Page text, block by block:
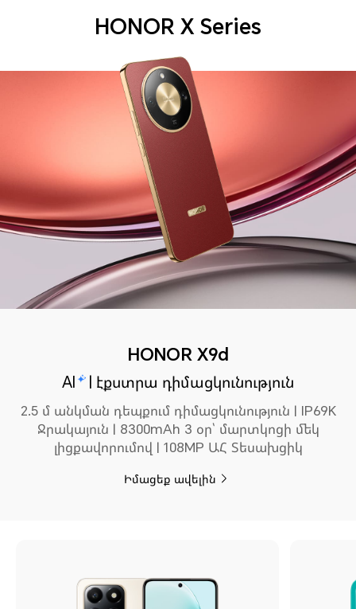
HONOR X Series
HONOR X9d
AI | էքստրա դիմացկունություն
2.5 մ անկման դեպքում դիմացկունություն | IP69K
Ջրակայուն | 8300mAh 3 օր՝ մարտկոցի մեկ
լիցքավորումով | 108MP ԱՀ Տեսախցիկ
Իմացեք ավելին